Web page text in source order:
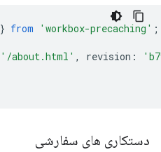
} from 'workbox-precaching' ;
'/about.html' , revision :
دستکاری های سفارشی